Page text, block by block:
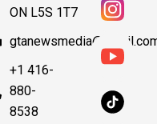
ON L5S 1T7
+1 416-
880-
8538